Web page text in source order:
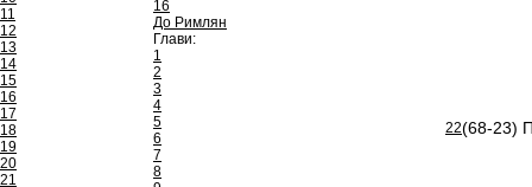
11
12
13
14
15
16
17
18
19
20
21
16
До Римлян
Глави:
1
2
3
4
5
6
7
8
22(68-23)